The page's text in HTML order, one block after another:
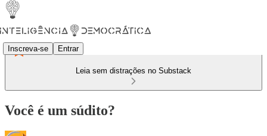
Inscreva-se Entrar
Leia sem distrações no Substack
Você é um súdito?